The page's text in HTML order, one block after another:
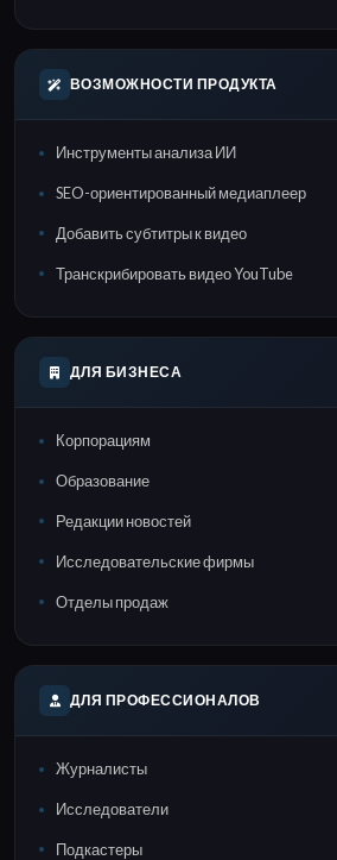
ВОЗМОЖНОСТИ ПРОДУКТА
Инструменты анализа ИИ
SEO-ориентированный медиаплеер
Добавить субтитры к видео
Транскрибировать видео YouTube
ДЛЯ БИЗНЕСА
Корпорациям
Образование
Редакции новостей
Исследовательские фирмы
Отделы продаж
ДЛЯ ПРОФЕССИОНАЛОВ
Журналисты
Исследователи
Подкастеры